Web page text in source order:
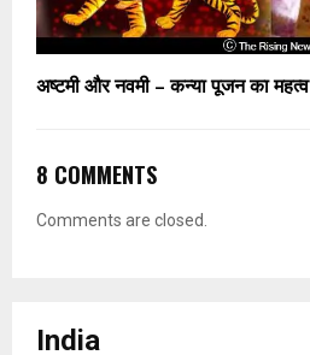
अष्टमी और नवमी – कन्या पूजन का महत्व
8 COMMENTS
Comments are closed.
India